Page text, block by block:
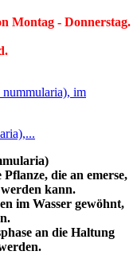
Montag - Donnerstag.
die an emerse,
kann.
im Wasser gewöhnt,
an die Haltung